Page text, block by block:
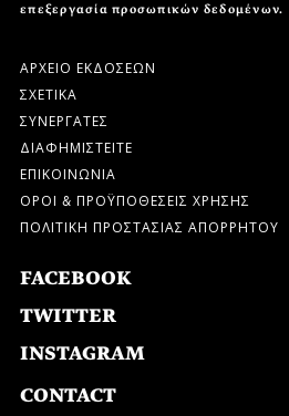
επεξεργασία προσωπικών δεδομένων.
ΑΡΧΕΙΟ ΕΚΔΟΣΕΩΝ
ΣΧΕΤΙΚΑ
ΣΥΝΕΡΓΑΤΕΣ
ΔΙΑΦΗΜΙΣΤΕΙΤΕ
ΕΠΙΚΟΙΝΩΝΙΑ
ΟΡΟΙ & ΠΡΟΫΠΟΘΕΣΕΙΣ ΧΡΗΣΗΣ
ΠΟΛΙΤΙΚΗ ΠΡΟΣΤΑΣΙΑΣ ΑΠΟΡΡΗΤΟΥ
FACEBOOK
TWITTER
INSTAGRAM
CONTACT